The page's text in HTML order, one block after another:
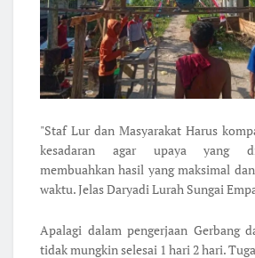
"Staf Lur dan Masyarakat Harus
kesadaran agar upaya yang
membuahkan hasil yang maksimal
waktu. Jelas Daryadi Lurah Sungai
Apalagi dalam pengerjaan Gerbang
tidak mungkin selesai 1 hari 2 hari.